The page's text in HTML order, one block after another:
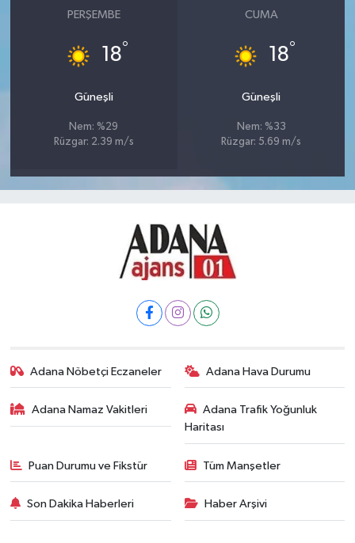
PERŞEMBE
18°
Güneşli
Nem: %29
Rüzgar: 2.39 m/s
CUMA
18°
Güneşli
Nem: %33
Rüzgar: 5.69 m/s
Adana Nöbetçi Eczaneler Adana Hava Durumu
Adana Namaz Vakitleri
Adana Trafik Yoğunluk
Haritası
Puan Durumu ve Fikstür Tüm Manşetler
Son Dakika Haberleri Haber Arşivi